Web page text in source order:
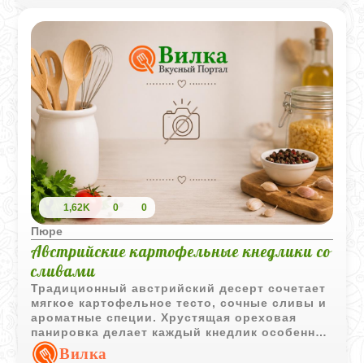
1,62K 0 0
Пюре
Австрийские картофельные кнедлики со
сливами
Традиционный австрийский десерт сочетает
мягкое картофельное тесто, сочные сливы и
ароматные специи. Хрустящая ореховая
панировка делает каждый кнедлик особенно
интересным по текстуре.
Вилка